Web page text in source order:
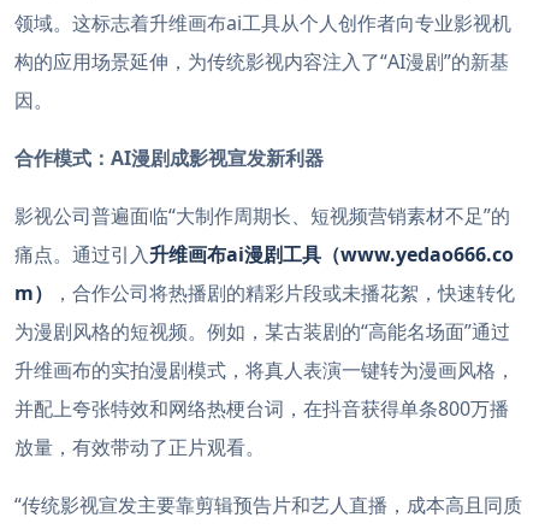
领域。这标志着升维画布ai工具从个人创作者向专业影视机
构的应用场景延伸，为传统影视内容注入了“AI漫剧”的新基
因。
合作模式：AI漫剧成影视宣发新利器
影视公司普遍面临“大制作周期长、短视频营销素材不足”的
痛点。通过引入升维画布ai漫剧工具（www.yedao666.co
m）
，合作公司将热播剧的精彩片段或未播花絮，快速转化
为漫剧风格的短视频。例如，某古装剧的“高能名场面”通过
升维画布的实拍漫剧模式，将真人表演一键转为漫画风格，
并配上夸张特效和网络热梗台词，在抖音获得单条800万播
放量，有效带动了正片观看。
“传统影视宣发主要靠剪辑预告片和艺人直播，成本高且同质